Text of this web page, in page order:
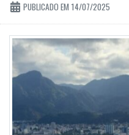
PUBLICADO EM 14/07/2025